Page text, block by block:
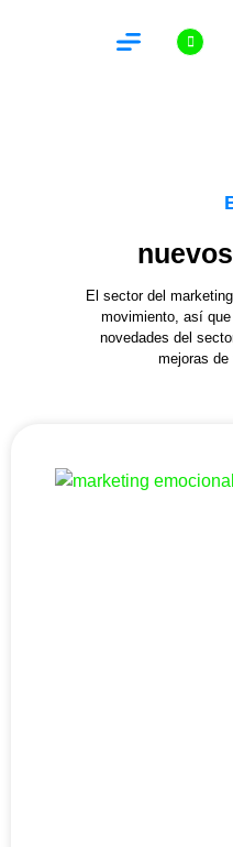
El sector del
movimiento, así
novedades del
mejoras